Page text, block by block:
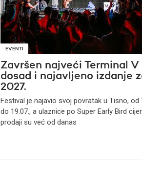
EVENTI
Završen najveći Terminal V
dosad i najavljeno izdanje
2027.
Festival je najavio svoj povratak u Tisno, od
do 19.07., a ulaznice po Super Early Bird
prodaji su već od danas